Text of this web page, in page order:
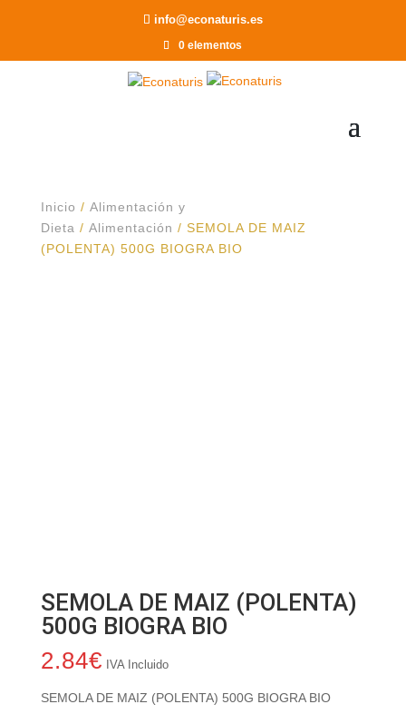
info@econaturis.es
0 elementos
Inicio / Alimentación y
Dieta / Alimentación / SEMOLA DE MAIZ
(POLENTA) 500G BIOGRA BIO
SEMOLA DE MAIZ (POLENTA)
500G BIOGRA BIO
2.84€ IVA Incluido
SEMOLA DE MAIZ (POLENTA) 500G BIOGRA BIO